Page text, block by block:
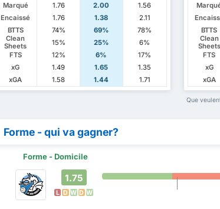
Marqué
1.76 2.00
1.56
Encaissé
1.76 1.38
2.11
BTTS
74% 69%
78%
Clean
Sheets
15% 25%
6%
FTS
12% 6%
17%
xG
1.49 1.65
1.35
xGA
1.58 1.44 1.71
BTTS
Clean
Sheets
FTS
xG
xGA
Que
Forme - qui va gagner?
Forme - Domicile
1.75
L D W D W